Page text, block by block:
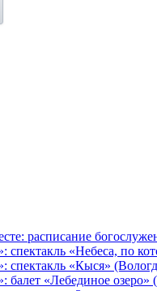
расписание
спектакль «Небеса, по
спектакль «Кыся»
балет «Лебединое